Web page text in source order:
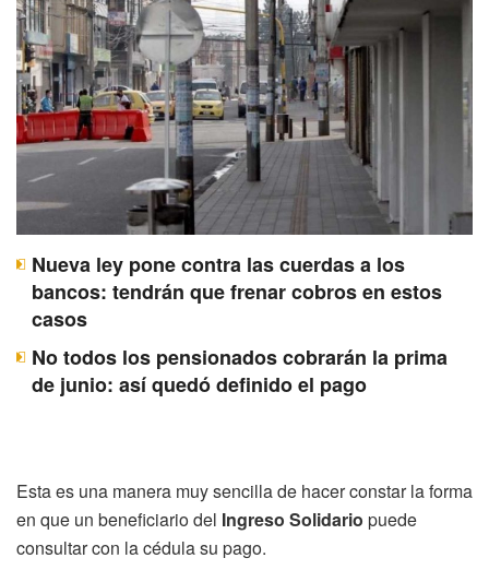
Nueva ley pone contra las cuerdas a los
bancos: tendrán que frenar cobros en estos
casos
No todos los pensionados cobrarán la prima
de junio: así quedó definido el pago
Esta es una manera muy sencilla de hacer constar la forma
en que un beneficiario del Ingreso Solidario puede
consultar con la cédula su pago.